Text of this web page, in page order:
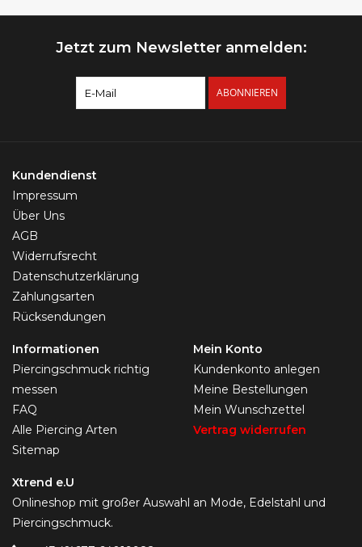
Jetzt zum Newsletter anmelden:
ABONNIEREN
Kundendienst
Impressum
Über Uns
AGB
Widerrufsrecht
Datenschutzerklärung
Zahlungsarten
Rücksendungen
Informationen
Piercingschmuck richtig
messen
FAQ
Alle Piercing Arten
Sitemap
Mein Konto
Kundenkonto anlegen
Meine Bestellungen
Mein Wunschzettel
Vertrag widerrufen
Xtrend e.U
Onlineshop mit großer Auswahl an Mode, Edelstahl und
Piercingschmuck.